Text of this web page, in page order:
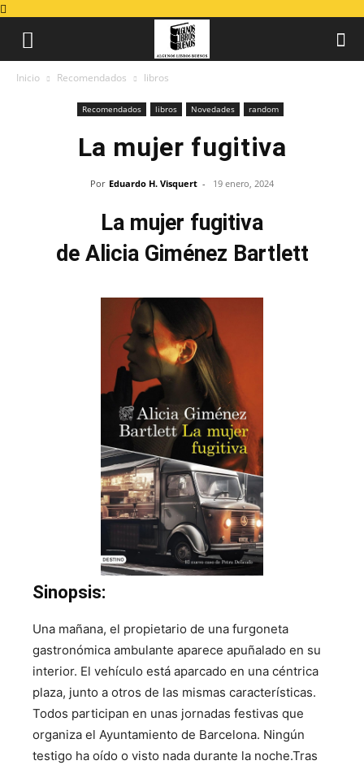
Inicio Recomendados libros
Recomendados libros Novedades random
La mujer fugitiva
Por Eduardo H. Visquert - 19 enero, 2024
La mujer fugitiva
de Alicia Giménez Bartlett
Sinopsis:
Una mañana, el propietario de una furgoneta
gastronómica ambulante aparece apuñalado en su
interior. El vehículo está aparcado en una céntrica
plaza, junto a otros de las mismas características.
Todos participan en unas jornadas festivas que
organiza el Ayuntamiento de Barcelona. Ningún
testigo ha oído o visto nada durante la noche.Tras